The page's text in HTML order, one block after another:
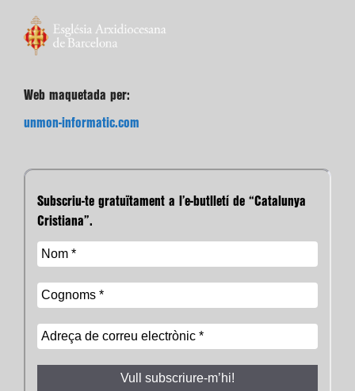
Web maquetada per:
unmon-informatic.com
Subscriu-te gratuïtament a l’e-butlletí de “Catalunya
Cristiana”.